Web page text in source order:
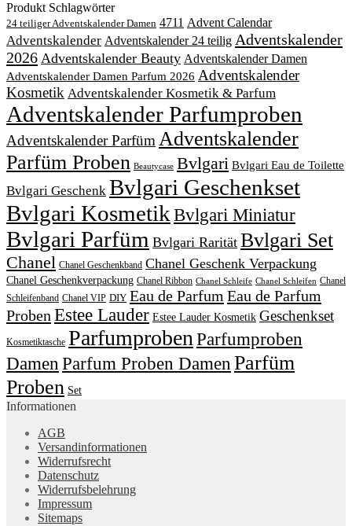
Produkt Schlagwörter
24 teiliger Adventskalender Damen 4711 Advent Calendar
Adventskalender Adventskalender 24 teilig Adventskalender
2026 Adventskalender Beauty Adventskalender Damen
Adventskalender Damen Parfum 2026 Adventskalender
Kosmetik Adventskalender Kosmetik & Parfum
Adventskalender Parfumproben
Adventskalender Parfüm Adventskalender
Parfüm Proben Beautycase Bvlgari Bvlgari Eau de Toilette
Bvlgari Geschenk Bvlgari Geschenkset
Bvlgari KosmetikBvlgari Miniatur
Bvlgari Parfüm Bvlgari Rarität Bvlgari Set
Chanel Chanel Geschenkband Chanel Geschenk Verpackung
Chanel Geschenkverpackung Chanel Ribbon Chanel Schleife Chanel Schleifen Chanel
Schleifenband Chanel VIP DIY Eau de Parfum Eau de Parfum
Proben Estee Lauder Estee Lauder Kosmetik Geschenkset
Kosmetiktasche Parfumproben Parfumproben
Damen Parfum Proben Damen Parfüm
Proben Set
Informationen
AGB
Versandinformationen
Widerrufsrecht
Datenschutz
Widerrufsbelehrung
Impressum
Sitemaps